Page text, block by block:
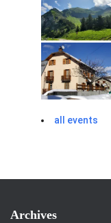
all events
Archives